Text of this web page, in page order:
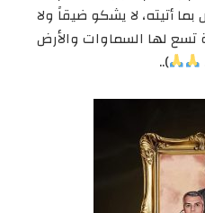
أتيته، لا يشكو ضيقاً ولا
تسع لها السماوات والأرض
)..